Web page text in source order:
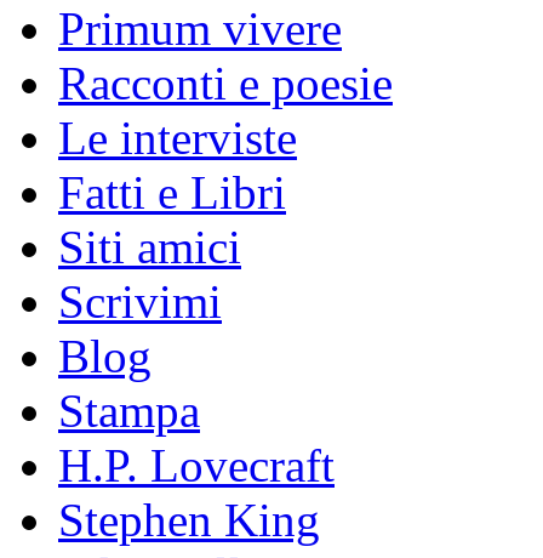
Primum vivere
Racconti e poesie
Le interviste
Fatti e Libri
Siti amici
Scrivimi
Blog
Stampa
H.P. Lovecraft
Stephen King